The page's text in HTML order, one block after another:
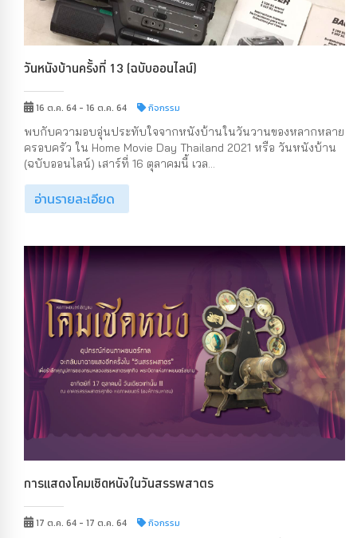
วันหนังบ้านครั้งที่ 13 (ฉบับออนไลน์)
16 ต.ค. 64 - 16 ต.ค. 64 กิจกรรม
พบกับความอบอุ่นประทับใจจากหนังบ้านในวันวานของหลากหลาย
ครอบครัว ใน Home Movie Day Thailand 2021 หรือ วันหนังบ้าน
(ฉบับออนไลน์) เสาร์ที่ 16 ตุลาคมนี้ เวล...
อ่านรายละเอียด
การแสดงโคมเชิดหนังในวันสรรพสาตร
17 ต.ค. 64 - 17 ต.ค. 64 กิจกรรม